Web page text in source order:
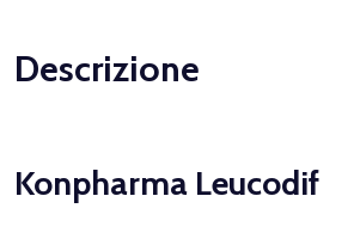
Descrizione
Konpharma Leucodif